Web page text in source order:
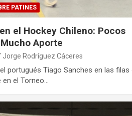
PATINES
el Hockey Chileno: Pocos
Aporte
Jorge Rodríguez Cáceres
portugués Tiago Sanches en las filas
el Torneo…